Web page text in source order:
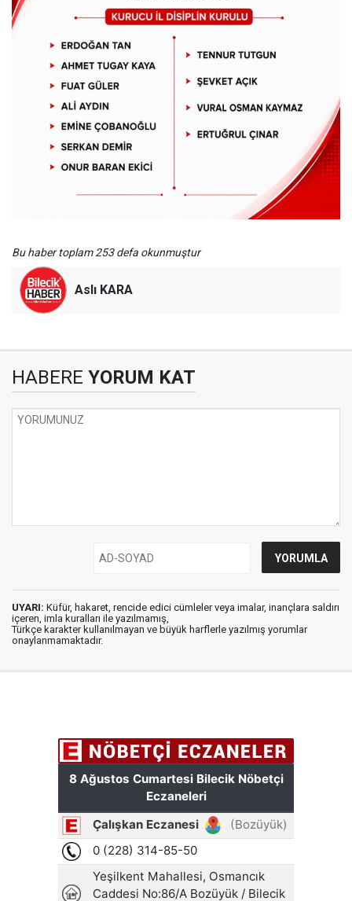
Bu haber toplam 253 defa okunmuştur
Aslı KARA
HABERE YORUM KAT
UYARI: Küfür, hakaret, rencide edici cümleler veya imalar, inançlara saldırı
içeren, imla kuralları ile yazılmamış,
Türkçe karakter kullanılmayan ve büyük harflerle yazılmış yorumlar
onaylanmamaktadır.